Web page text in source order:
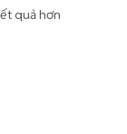
quả hơn